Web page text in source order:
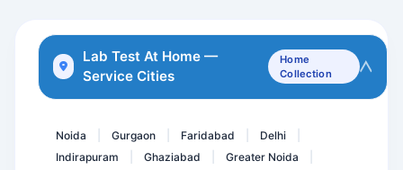
Anti Phospholipid Antibod...
Hepatitis A Total
Lab Test At Home —
Service Cities
Home
Collection
Noida Gurgaon Faridabad Delhi
Indirapuram
Ghaziabad Greater Noida